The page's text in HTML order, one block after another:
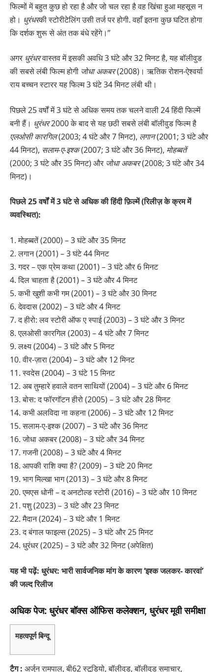
फिल्मों में बहुत कुछ हो रहा है और जो चल रहा है वह खिंचा हुआ महसूस न
हो। धुरंधरकी स्टोरीटेलिंग उसी तर्ज पर होगी. वहाँ इतना कुछ घटित होगा
कि दर्शक शुरू से अंत तक बंधे रहेंगे।”
अगर धुरंधरवास्तव में इसकी अवधि 3 घंटे और 32 मिनट है, यह बॉलीवुड
की सबसे लंबी फिल्म होगी जोधा अकबर(2008)। ऋतिक रोशन-ऐश्वर्या
राय बच्चन स्टारर यह फिल्म 3 घंटे 34 मिनट लंबी थी।
पिछले 25 वर्षों में 3 घंटे से अधिक समय तक चलने वाली 24 हिंदी फिल्में
बनी हैं। धुरंधर2000 के बाद से यह छठी सबसे लंबी बॉलीवुड फिल्म है
एलओसी कारगिल(2003; 4 घंटे और 7 मिनट), लगान(2001; 3 घंटे और
44 मिनट), सलाम-ए-इश्क(2007; 3 घंटे और 36 मिनट), मोहब्बतें
(2000; 3 घंटे और 35 मिनट) और जोधा अकबर(2008; 3 घंटे और 34
मिनट)।
पिछले 25 वर्षों में 3 घंटे से अधिक की हिंदी फ़िल्में (रिलीज़ के क्रम में
व्यवस्थित):
1. मोहब्बतें (2000) – 3 घंटे और 35 मिनट
2. लगान (2001) – 3 घंटे 44 मिनट
3. गदर – एक प्रेम कथा (2001) – 3 घंटे और 6 मिनट
4. दिल चाहता है (2001) – 3 घंटे और 4 मिनट
5. कभी खुशी कभी गम (2001) – 3 घंटे और 30 मिनट
6. देवदास (2002) – 3 घंटे और 4 मिनट
7. द हीरो: लव स्टोरी ऑफ ए स्पाई (2003) – 3 घंटे और 3 मिनट
8. एलओसी कारगिल (2003) – 4 घंटे और 7 मिनट
9. लक्ष्य (2004) – 3 घंटे और 5 मिनट
10. वीर-ज़ारा (2004) – 3 घंटे और 12 मिनट
11. स्वदेस (2004) – 3 घंटे 15 मिनट
12. अब तुम्हारे हवाले वतन साथियों (2004) – 3 घंटे और 6 मिनट
13. बोस: द फॉरगॉटन हीरो (2005) – 3 घंटे और 28 मिनट
14. कभी अलविदा ना कहना (2006) – 3 घंटे और 12 मिनट
15. सलाम-ए-इश्क (2007) – 3 घंटे और 36 मिनट
16. जोधा अकबर (2008) – 3 घंटे और 34 मिनट
17. गजनी (2008) – 3 घंटे और 4 मिनट
18. आपकी राशि क्या है? (2009) – 3 घंटे 20 मिनट
19. भाग मिल्खा भाग (2013) – 3 घंटे और 8 मिनट
20. एमएस धोनी – द अनटोल्ड स्टोरी (2016) – 3 घंटे और 10 मिनट
21. पशु (2023) – 3 घंटे और 23 मिनट
22. मैदान (2024) – 3 घंटे और 1 मिनट
23. द बंगाल फाइल्स (2025) – 3 घंटे और 25 मिनट
24. धुरंधर (2025) – 3 घंटे और 32 मिनट (अपेक्षित)
यह भी पढ़ें: धुरंधर: भारी सार्वजनिक मांग के कारण ‘इश्क जलकर- कारवां’
की जल्द रिलीज
अधिक पेज: धुरंधर बॉक्स ऑफिस कलेक्शन, धुरंधर मूवी समीक्षा
महत्वपूर्ण बिन्दू
टैग : अर्जुन रामपाल, बी62 स्टूडियो, बॉलीवुड, बॉलीवुड समाचार,